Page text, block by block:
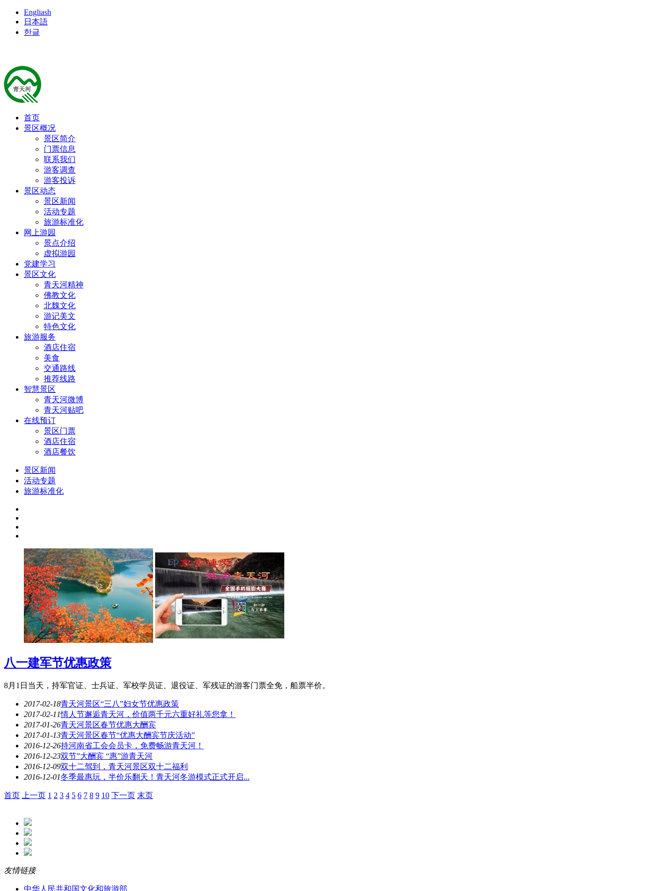
Engliash
日本語
한글
首页
景区概况
景区简介
门票信息
联系我们
游客调查
游客投诉
景区动态
景区新闻
活动专题
旅游标准化
网上游园
景点介绍
虚拟游园
党建学习
景区文化
青天河精神
佛教文化
北魏文化
游记美文
特色文化
旅游服务
酒店住宿
美食
交通路线
推荐线路
智慧景区
青天河微博
青天河贴吧
在线预订
景区门票
酒店住宿
酒店餐饮
景区新闻
活动专题
旅游标准化
八一建军节优惠政策
8月1日当天，持军官证、士兵证、军校学员证、退役证、军残证的游客门票全免，船票半价。
2017-02-18青天河景区“三八”妇女节优惠政策
2017-02-11情人节邂逅青天河，价值两千元六重好礼等您拿！
2017-01-26青天河景区春节优惠大酬宾
2017-01-13青天河景区春节“优惠大酬宾节庆活动”
2016-12-26持河南省工会会员卡，免费畅游青天河！
2016-12-23双节”大酬宾 “惠”游青天河
2016-12-09双十二驾到，青天河景区双十二福利
2016-12-01冬季最惠玩，半价乐翻天！青天河冬游模式正式开启...
首页 上一页 1 2 3 4 5 6 7 8 9 10 下一页 末页
友情链接
中华人民共和国文化和旅游部